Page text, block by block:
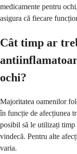
medicamente pentru
asigura că fiecare
Cât timp ar
ochi?
Majoritatea oamenilor
în funcție de afecțiunea
posibil să le utilizați timp
vindecă. Pentru alte
varia.